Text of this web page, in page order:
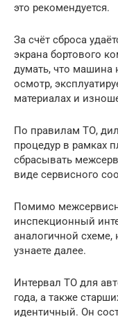
это рекомендуется.
За счёт сброса
экрана бортового
думать, что
осмотр,
материалах и
По правилам ТО,
процедур в рамках
сбрасывать
виде сервисного
Помимо
инспекционный
аналогичной
узнаете далее.
Интервал ТО для
года, а также
идентичный. Он